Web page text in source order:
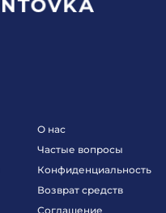
О нас
Частые вопросы
Конфиденциальность
Возврат средств
Соглашение